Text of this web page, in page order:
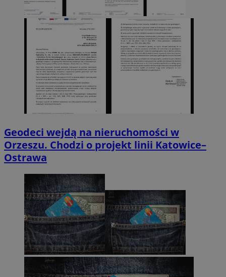
Geodeci wejdą na nieruchomości w
Orzeszu. Chodzi o projekt linii Katowice–
Ostrawa